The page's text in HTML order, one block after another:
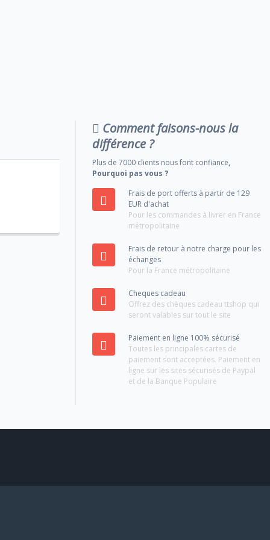
Comment faisons-nous la
différence ?
Plus de 7000 clients nous font confiance,
Pourquoi pas vous ?
Frais de port offerts à partir de 129
EUR d'achat
Pour les commandes à livrer en France
métropolitaine
Frais de retour à notre charge pour les
échanges
Pour la France métropolitaine
Cheques cadeau
Offrez des chèques cadeau ttshop qui
seront valables sur tout le site
Paiement en ligne 100% sécurisé
Toutes les principales cartes de
paiement sont acceptées. Paiement en
ligne sur les sites sécurisés de Paypal
et de la Banque Populaire